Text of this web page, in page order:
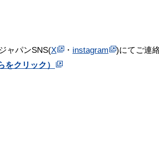
ャパンSNS(X ・ instagram
)にてご連
クリック）